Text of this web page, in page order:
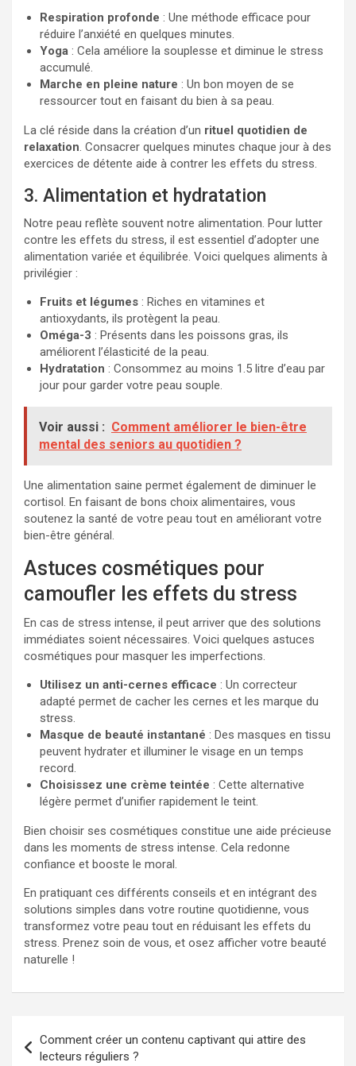
Respiration profonde : Une méthode efficace pour
réduire l’anxiété en quelques minutes.
Yoga : Cela améliore la souplesse et diminue le stress
accumulé.
Marche en pleine nature : Un bon moyen de se
ressourcer tout en faisant du bien à sa peau.
La clé réside dans la création d’un rituel quotidien de
relaxation. Consacrer quelques minutes chaque jour à des
exercices de détente aide à contrer les effets du stress.
3. Alimentation et hydratation
Notre peau reflète souvent notre alimentation. Pour lutter
contre les effets du stress, il est essentiel d’adopter une
alimentation variée et équilibrée. Voici quelques aliments à
privilégier :
Fruits et légumes : Riches en vitamines et
antioxydants, ils protègent la peau.
Oméga-3 : Présents dans les poissons gras, ils
améliorent l’élasticité de la peau.
Hydratation : Consommez au moins 1.5 litre d’eau par
jour pour garder votre peau souple.
Voir aussi : Comment améliorer le bien-être
mental des seniors au quotidien ?
Une alimentation saine permet également de diminuer le
cortisol. En faisant de bons choix alimentaires, vous
soutenez la santé de votre peau tout en améliorant votre
bien-être général.
Astuces cosmétiques pour
camoufler les effets du stress
En cas de stress intense, il peut arriver que des solutions
immédiates soient nécessaires. Voici quelques astuces
cosmétiques pour masquer les imperfections.
Utilisez un anti-cernes efficace : Un correcteur
adapté permet de cacher les cernes et les marque du
stress.
Masque de beauté instantané : Des masques en tissu
peuvent hydrater et illuminer le visage en un temps
record.
Choisissez une crème teintée : Cette alternative
légère permet d’unifier rapidement le teint.
Bien choisir ses cosmétiques constitue une aide précieuse
dans les moments de stress intense. Cela redonne
confiance et booste le moral.
En pratiquant ces différents conseils et en intégrant des
solutions simples dans votre routine quotidienne, vous
transformez votre peau tout en réduisant les effets du
stress. Prenez soin de vous, et osez afficher votre beauté
naturelle !
de
Comment créer un contenu captivant qui attire des
lecteurs réguliers ?